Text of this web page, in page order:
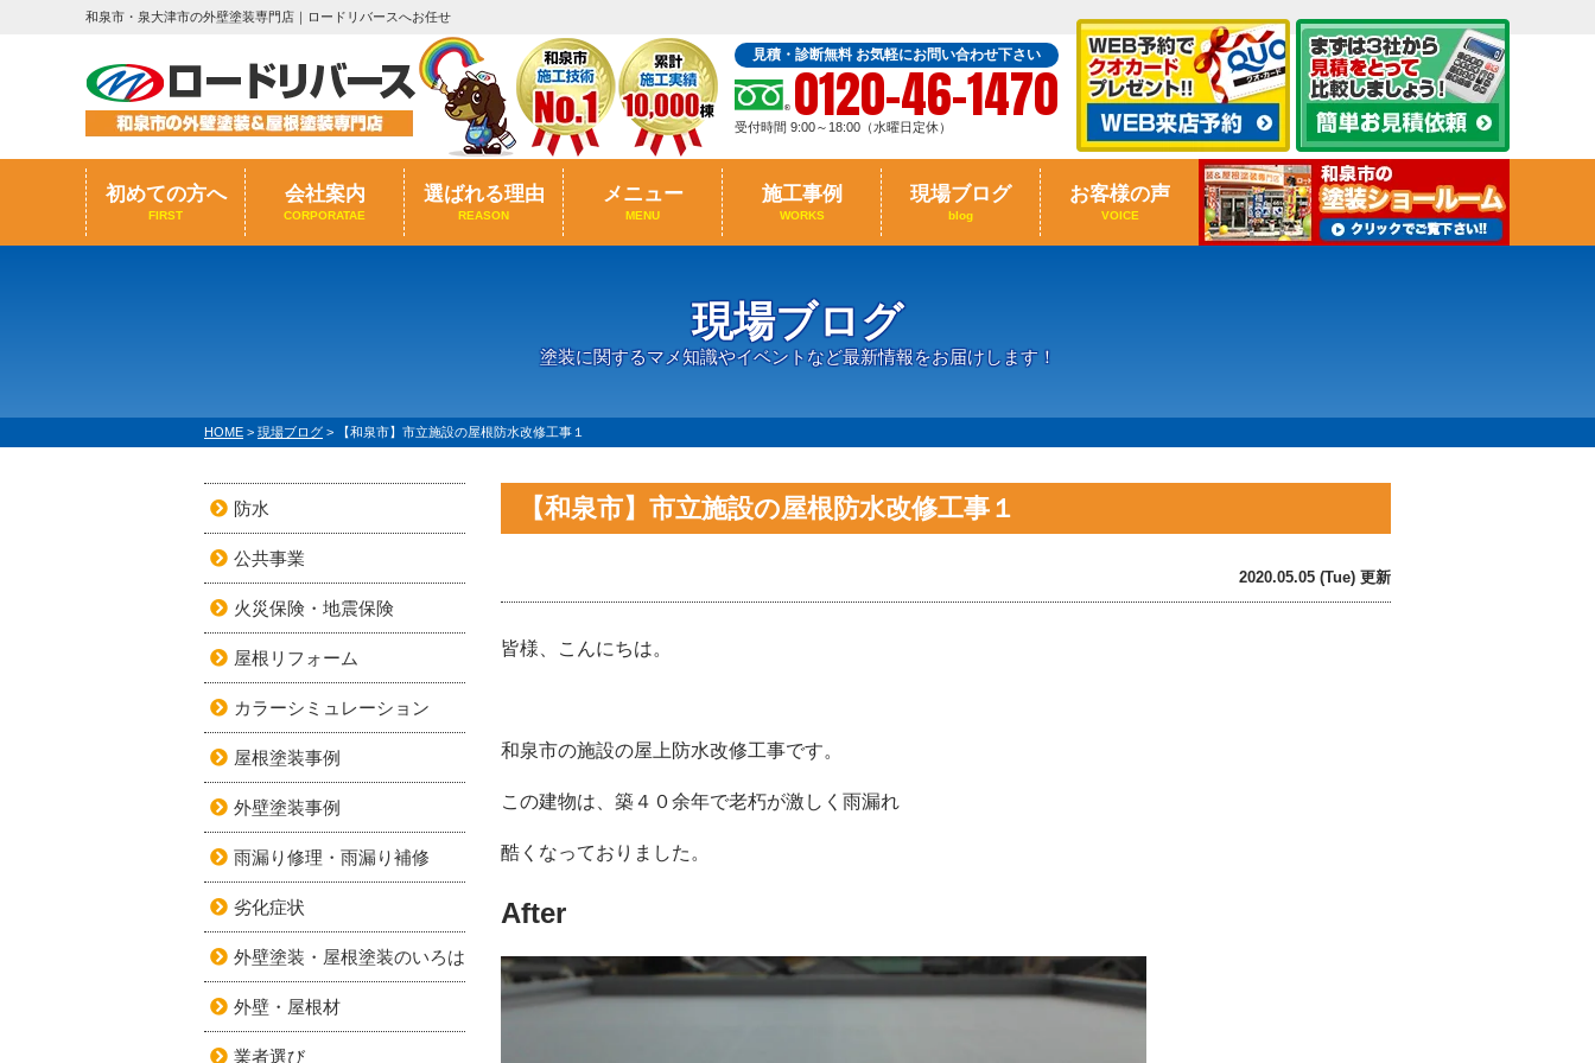
和泉市・泉大津市の外壁塗装専門店｜ロードリバースへお任せ
見積・診断無料 お気軽にお問い合わせ下さい
0120-46-1470
受付時間 9:00～18:00（水曜日定休）
初めての方へ
FIRST
会社案内
CORPORATAE
選ばれる理由
REASON
メニュー
MENU
施工事例
WORKS
現場ブログ
blog
お客様の声
VOICE
現場ブログ
塗装に関するマメ知識やイベントなど最新情報をお届けします！
HOME > 現場ブログ > 【和泉市】市立施設の屋根防水改修工事１
【和泉市】市立施設の屋根防水改修工事１
2020.05.05 (Tue) 更新
皆様、こんにちは。
和泉市の施設の屋上防水改修工事です。
この建物は、築４０余年で老朽が激しく雨漏れ
酷くなっておりました。
After
防水
公共事業
火災保険・地震保険
屋根リフォーム
カラーシミュレーション
屋根塗装事例
外壁塗装事例
雨漏り修理・雨漏り補修
劣化症状
外壁塗装・屋根塗装のいろは
外壁・屋根材
業者選び